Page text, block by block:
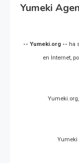
Yumeki
-- Yumeki.org -- ha
en Internet,
Yumeki